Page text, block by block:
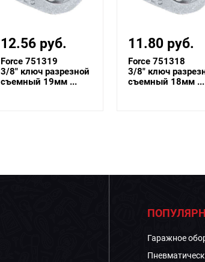
11.80 руб.
Force 751318
3/8" ключ разрезной
съемный 18мм ...
11.80 руб.
Force 751317
3/8" ключ
съемный 17мм ...
Гаражное